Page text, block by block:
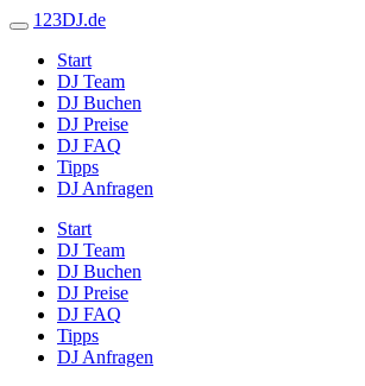
123DJ.de
Start
DJ Team
DJ Buchen
DJ Preise
DJ FAQ
Tipps
DJ Anfragen
Start
DJ Team
DJ Buchen
DJ Preise
DJ FAQ
Tipps
DJ Anfragen